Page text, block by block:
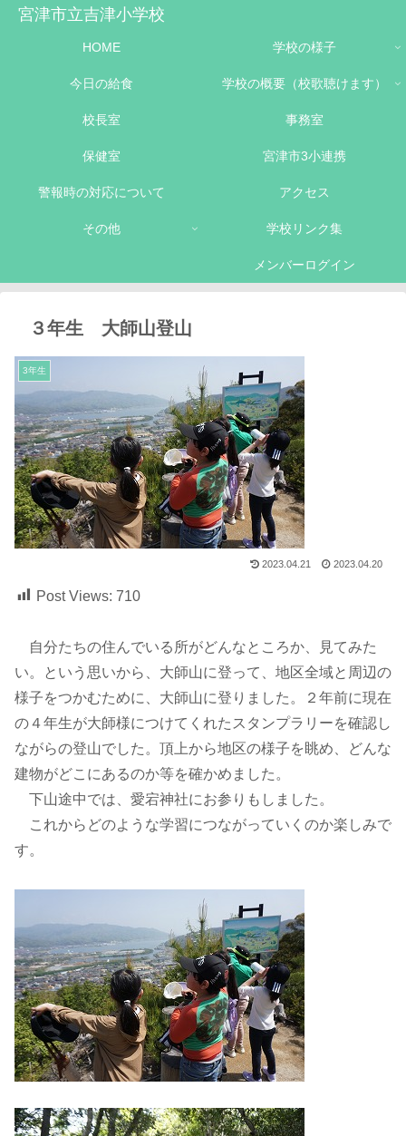
宮津市立吉津小学校
HOME 学校の様子
今日の給食 学校の概要（校歌聴けます）
校長室 事務室
保健室 宮津市3小連携
警報時の対応について アクセス
その他 学校リンク集
メンバーログイン
３年生 大師山登山
3年生
2023.04.21 2023.04.20
Post Views: 710
自分たちの住んでいる所がどんなところか、見てみた
い。という思いから、大師山に登って、地区全域と周辺の
様子をつかむために、大師山に登りました。２年前に現在
の４年生が大師様につけてくれたスタンプラリーを確認し
ながらの登山でした。頂上から地区の様子を眺め、どんな
建物がどこにあるのか等を確かめました。
下山途中では、愛宕神社にお参りもしました。
これからどのような学習につながっていくのか楽しみで
す。